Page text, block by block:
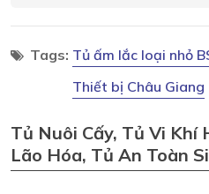
Tags: Tủ ấm lắc loại nhỏ
Thiết bị Châu Giang
Tủ Nuôi Cấy, Tủ Vi Khí
Lão Hóa, Tủ An Toàn